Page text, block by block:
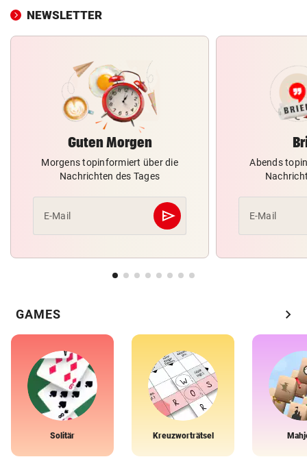
NEWSLETTER
Guten Morgen
Morgens topinformiert über die
Nachrichten des Tages
E-Mail send
Abschicken
Abends
E-Mail
GAMES chevron_right
Solitär Kreuzworträtsel